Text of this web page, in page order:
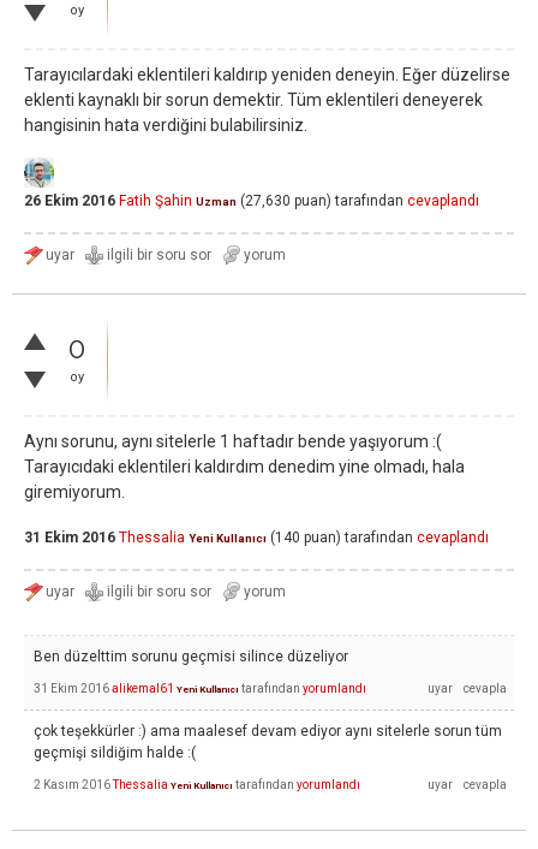
oy
Tarayıcılardaki eklentileri kaldırıp yeniden deneyin. Eğer düzelirse
eklenti kaynaklı bir sorun demektir. Tüm eklentileri deneyerek
hangisinin hata verdiğini bulabilirsiniz.
26 Ekim 2016 Fatih Şahin Uzman (27,630 puan) tarafından cevaplandı
0
oy
Aynı sorunu, aynı sitelerle 1 haftadır bende yaşıyorum :(
Tarayıcıdaki eklentileri kaldırdım denedim yine olmadı, hala
giremiyorum.
31 Ekim 2016 Thessalia Yeni Kullanıcı (140 puan) tarafından cevaplandı
Ben düzelttim sorunu geçmisi silince düzeliyor
31 Ekim 2016alikemal61 Yeni Kullanıcı tarafından yorumlandı
çok teşekkürler :) ama maalesef devam ediyor aynı sitelerle sorun tüm
geçmişi sildiğim halde :(
2 Kasım 2016Thessalia Yeni Kullanıcı tarafından yorumlandı